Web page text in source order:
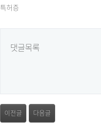
특허증
댓글목록
이전글 다음글